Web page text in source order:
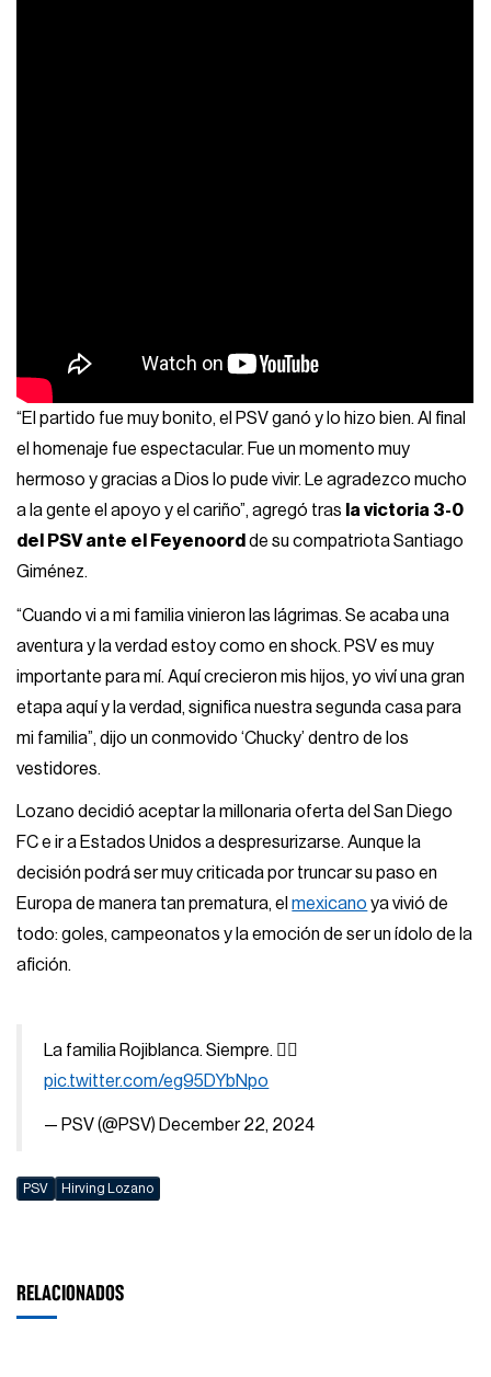
“El partido fue muy bonito, el PSV ganó y lo hizo bien. Al final
el homenaje fue espectacular. Fue un momento muy
hermoso y gracias a Dios lo pude vivir. Le agradezco mucho
a la gente el apoyo y el cariño”, agregó tras la victoria 3-0
del PSV ante el Feyenoord de su compatriota Santiago
Giménez.
“Cuando vi a mi familia vinieron las lágrimas. Se acaba una
aventura y la verdad estoy como en shock. PSV es muy
importante para mí. Aquí crecieron mis hijos, yo viví una gran
etapa aquí y la verdad, significa nuestra segunda casa para
mi familia”, dijo un conmovido ‘Chucky’ dentro de los
vestidores.
Lozano decidió aceptar la millonaria oferta del San Diego
FC e ir a Estados Unidos a despresurizarse. Aunque la
decisión podrá ser muy criticada por truncar su paso en
Europa de manera tan prematura, elmexicano ya vivió de
todo: goles, campeonatos y la emoción de ser un ídolo de la
afición.
La familia Rojiblanca. Siempre. ❤️‍🔥
pic.twitter.com/eg95DYbNpo
— PSV (@PSV) December 22, 2024
PSV Hirving Lozano
RELACIONADOS